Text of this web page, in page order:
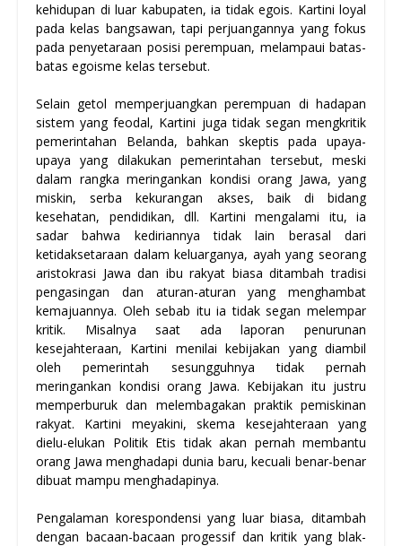
kehidupan di luar kabupaten, ia tidak egois. Kartini loyal
pada kelas bangsawan, tapi perjuangannya yang fokus
pada penyetaraan posisi perempuan, melampaui batas-
batas egoisme kelas tersebut.
Selain getol memperjuangkan perempuan di hadapan
sistem yang feodal, Kartini juga tidak segan mengkritik
pemerintahan Belanda, bahkan skeptis pada upaya-
upaya yang dilakukan pemerintahan tersebut, meski
dalam rangka meringankan kondisi orang Jawa, yang
miskin, serba kekurangan akses, baik di bidang
kesehatan, pendidikan, dll. Kartini mengalami itu, ia
sadar bahwa kediriannya tidak lain berasal dari
ketidaksetaraan dalam keluarganya, ayah yang seorang
aristokrasi Jawa dan ibu rakyat biasa ditambah tradisi
pengasingan dan aturan-aturan yang menghambat
kemajuannya. Oleh sebab itu ia tidak segan melempar
kritik. Misalnya saat ada laporan penurunan
kesejahteraan, Kartini menilai kebijakan yang diambil
oleh pemerintah sesungguhnya tidak pernah
meringankan kondisi orang Jawa. Kebijakan itu justru
memperburuk dan melembagakan praktik pemiskinan
rakyat. Kartini meyakini, skema kesejahteraan yang
dielu-elukan Politik Etis tidak akan pernah membantu
orang Jawa menghadapi dunia baru, kecuali benar-benar
dibuat mampu menghadapinya.
Pengalaman korespondensi yang luar biasa, ditambah
dengan bacaan-bacaan progessif dan kritik yang blak-